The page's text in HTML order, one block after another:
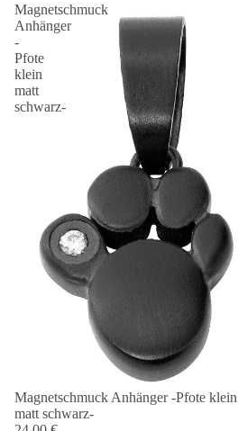
Magnetschmuck
Anhänger
-
Pfote
klein
matt
schwarz-
Magnetschmuck Anhänger -Pfote klein
matt schwarz-